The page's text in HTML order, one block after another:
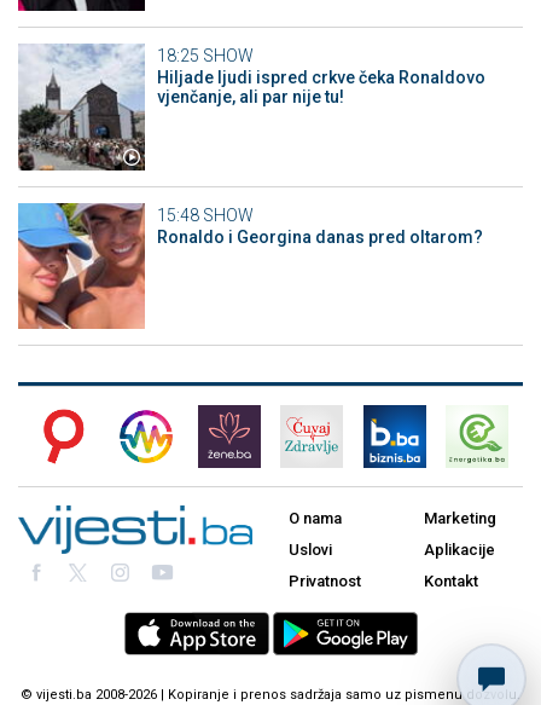
18:25 SHOW
Hiljade ljudi ispred crkve čeka Ronaldovo
vjenčanje, ali par nije tu!
15:48 SHOW
Ronaldo i Georgina danas pred oltarom?
O nama
Uslovi
Privatnost
Marketing
Aplikacije
Kontakt
© vijesti.ba 2008-2026 | Kopiranje i prenos sadržaja samo uz pismenu dozvolu.